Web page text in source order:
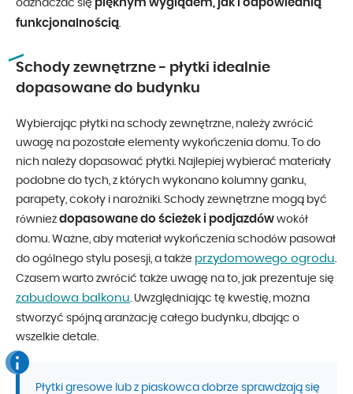
odznaczać się pięknym wyglądem, jak i odpowiednią
funkcjonalnością.
Schody zewnętrzne - płytki idealnie
dopasowane do budynku
Wybierając płytki na schody zewnętrzne, należy zwrócić
uwagę na pozostałe elementy wykończenia domu. To do
nich należy dopasować płytki. Najlepiej wybierać materiały
podobne do tych, z których wykonano kolumny ganku,
parapety, cokoły i narożniki. Schody zewnętrzne mogą być
również dopasowane do ścieżek i podjazdów wokół
domu. Ważne, aby materiał wykończenia schodów pasował
do ogólnego stylu posesji, a także przydomowego ogrodu.
Czasem warto zwrócić także uwagę na to, jak prezentuje się
zabudowa balkonu. Uwzględniając tę kwestię, można
stworzyć spójną aranżację całego budynku, dbając o
wszelkie detale.
Płytki gresowe lub z piaskowca dobrze sprawdzają się